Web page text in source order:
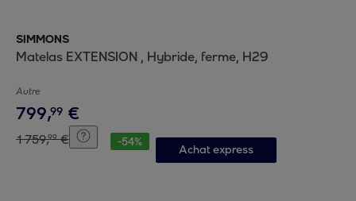
SIMMONS
Matelas EXTENSION , Hybride, ferme, H29
Autre
799,99 €
1759,99 € -54%
Achat express